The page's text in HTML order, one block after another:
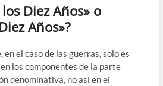
Diez Años» o
Años»?
en el caso de las guerras, solo es
los componentes de la parte
denominativa, no así en el